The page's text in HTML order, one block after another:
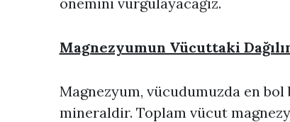
Magnezyumun Vücuttaki
Magnezyum, vücudumuzda en
mineraldir. Toplam vücut